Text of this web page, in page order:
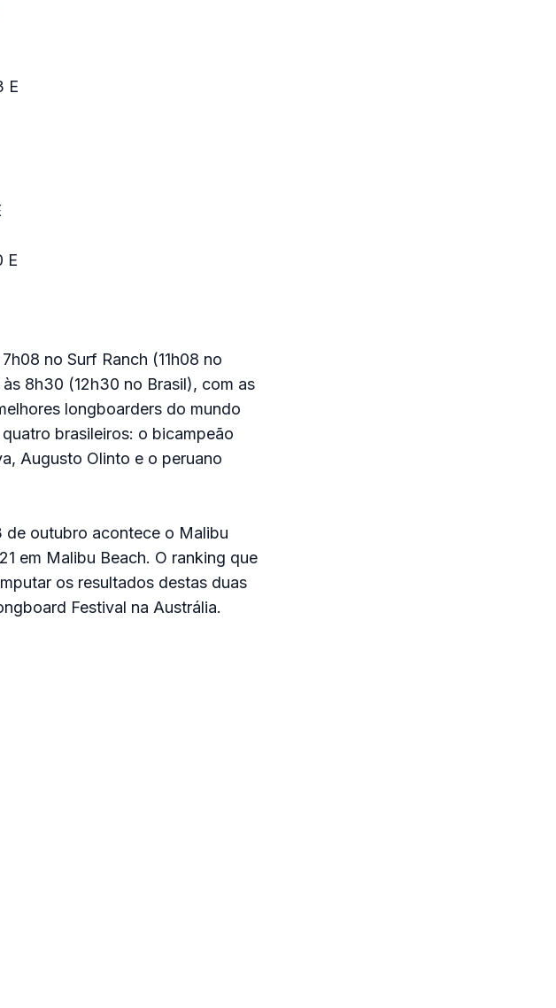
E
E
no Surf Ranch (11h08 no
8h30 (12h30 no Brasil), com as
longboarders do mundo
brasileiros: o bicampeão
Augusto Olinto e o peruano
de outubro acontece o Malibu
em Malibu Beach. O ranking que
os resultados destas duas
Festival na Austrália.